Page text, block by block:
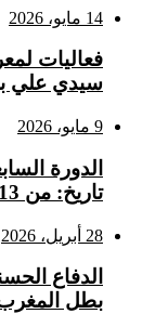
14 مايو، 2026
فعاليات
سيدي علي
9 مايو، 2026
الدورة
تاريخ: من 13 إلى 18 أكتوبر 2026
28 أبريل، 2026
الدفاع
بطل